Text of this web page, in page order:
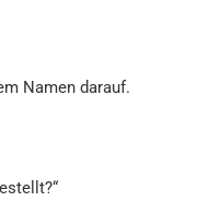
Namen darauf.